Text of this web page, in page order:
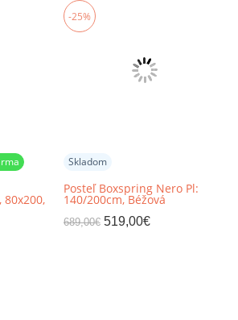
80x200,
-25%
Skladom
Posteľ Boxspring Nero Pl:
140/200cm, Béžová
689,00€ 519,00€